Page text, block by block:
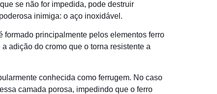
se não for impedida, pode destruir
inimiga: o aço inoxidável.
formado principalmente pelos elementos ferro
adição do cromo que o torna resistente a
conhecida como ferrugem. No caso
camada porosa, impedindo que o ferro